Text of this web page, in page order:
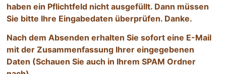
haben ein Pflichtfeld nicht ausgefüllt. Dann müssen
Sie bitte Ihre Eingabedaten überprüfen. Danke.
Nach dem Absenden erhalten Sie sofort eine E-Mail
mit der Zusammenfassung Ihrer eingegebenen
Daten (Schauen Sie auch in Ihrem SPAM Ordner